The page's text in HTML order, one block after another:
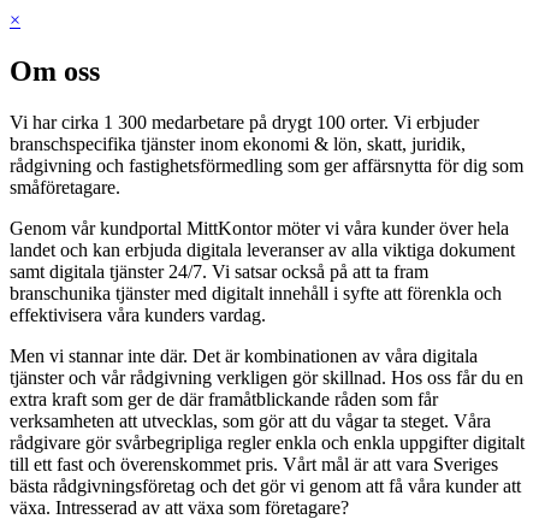
×
Om oss
Vi har cirka 1 300 medarbetare på drygt 100 orter. Vi erbjuder
branschspecifika tjänster inom ekonomi & lön, skatt, juridik,
rådgivning och fastighetsförmedling som ger affärsnytta för dig som
småföretagare.
Genom vår kundportal MittKontor möter vi våra kunder över hela
landet och kan erbjuda digitala leveranser av alla viktiga dokument
samt digitala tjänster 24/7. Vi satsar också på att ta fram
branschunika tjänster med digitalt innehåll i syfte att förenkla och
effektivisera våra kunders vardag.
Men vi stannar inte där. Det är kombinationen av våra digitala
tjänster och vår rådgivning verkligen gör skillnad. Hos oss får du en
extra kraft som ger de där framåtblickande råden som får
verksamheten att utvecklas, som gör att du vågar ta steget. Våra
rådgivare gör svårbegripliga regler enkla och enkla uppgifter digitalt
till ett fast och överenskommet pris. Vårt mål är att vara Sveriges
bästa rådgivningsföretag och det gör vi genom att få våra kunder att
växa. Intresserad av att växa som företagare?